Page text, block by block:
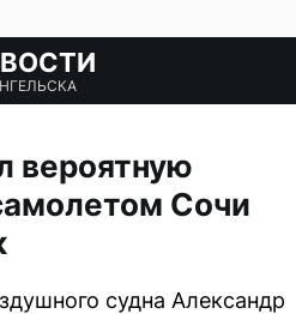
вероятную
Сочи
судна Александр